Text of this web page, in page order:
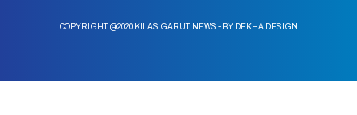
COPYRIGHT @2020 KILAS GARUT NEWS - BY DEKHA DESIGN